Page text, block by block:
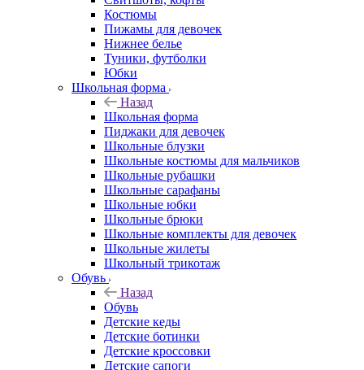
Костюмы
Пижамы для девочек
Нижнее белье
Туники, футболки
Юбки
Школьная форма
Назад
Школьная форма
Пиджаки для девочек
Школьные блузки
Школьные костюмы для мальчиков
Школьные рубашки
Школьные сарафаны
Школьные юбки
Школьные брюки
Школьные комплекты для девочек
Школьные жилеты
Школьный трикотаж
Обувь
Назад
Обувь
Детские кеды
Детские ботинки
Детские кроссовки
Детские сапоги